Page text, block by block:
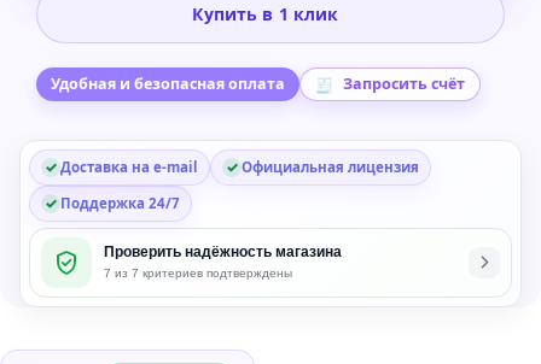
United
ADpak
for
Addictive
2.5
Купить в 1 клик
Удобная и безопасная оплата Запросить счёт
Доставка на e-mail
Официальная лицензия
Поддержка 24/7
Проверить надёжность магазина
7 из 7 критериев подтверждены